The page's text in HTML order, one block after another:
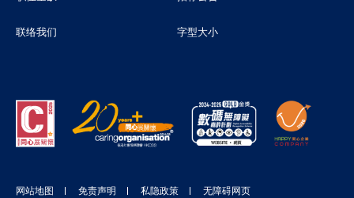
联络我们 字型大小
网站地图 免责声明 私隐政策 无障碍网页